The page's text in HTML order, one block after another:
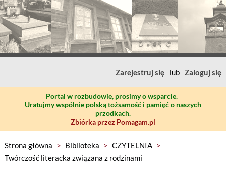
Zarejestruj się lub Zaloguj się
Portal w rozbudowie, prosimy o wsparcie.
Uratujmy wspólnie polską tożsamość i pamięć o naszych
przodkach.
Zbiórka przez Pomagam.pl
Strona główna > Biblioteka > CZYTELNIA >
Twórczość literacka związana z rodzinami